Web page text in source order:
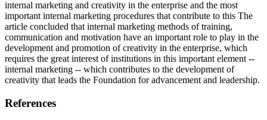
internal marketing and creativity in the enterprise and the most
important internal marketing procedures that contribute to this The
article concluded that internal marketing methods of training,
communication and motivation have an important role to play in the
development and promotion of creativity in the enterprise, which
requires the great interest of institutions in this important element --
internal marketing -- which contributes to the development of
creativity that leads the Foundation for advancement and leadership.
References